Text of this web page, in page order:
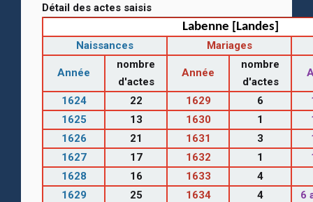
Détail des actes saisis
Labenne [Landes]
Naissances Mariages
Année
nombre
d'actes
Année
nombre
d'actes
1624 22 1629 6
1625
13 1630 1
1626
21 1631 3
1627
17 1632 1
1628
16 1633
4
1629
25 1634 4
6